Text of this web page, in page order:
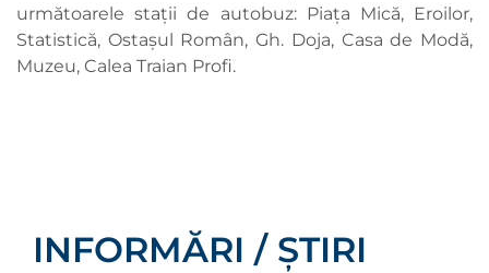
următoarele stații de autobuz: Piața Mică, Eroilor,
Statistică, Ostașul Român, Gh. Doja, Casa de Modă,
Muzeu, Calea Traian Profi.
INFORMĂRI / ȘTIRI